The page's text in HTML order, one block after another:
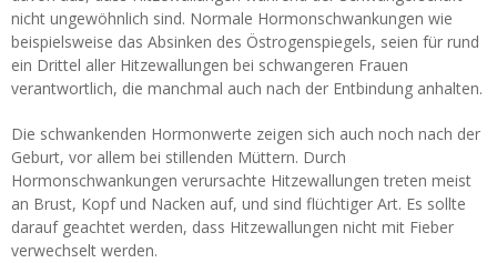
nicht ungewöhnlich sind. Normale Hormonschwankungen wie
beispielsweise das Absinken des Östrogenspiegels, seien für rund
ein Drittel aller Hitzewallungen bei schwangeren Frauen
verantwortlich, die manchmal auch nach der Entbindung anhalten.
Die schwankenden Hormonwerte zeigen sich auch noch nach der
Geburt, vor allem bei stillenden Müttern. Durch
Hormonschwankungen verursachte Hitzewallungen treten meist
an Brust, Kopf und Nacken auf, und sind flüchtiger Art. Es sollte
darauf geachtet werden, dass Hitzewallungen nicht mit Fieber
verwechselt werden.